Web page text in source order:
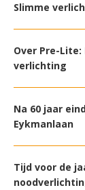
Slimme
Over Pre-
verlichting
Na 60 jaar
Eykmanlaan
Tijd voor de